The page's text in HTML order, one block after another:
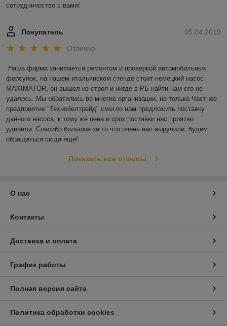
сотрудничество с вами!
05.04.2019
Покупатель
Отлично
Наша фирма занимается ремонтом и проверкой автомобильных
форсунок, на нашем итальянском стенде стоит немецкий насос
MAXIMATOR, он вышел из строя и нигде в РБ найти нам его не
удалось. Мы обратились во многие организации, но только Частное
предприятие "Технобелтрейд" смогло нам предложить поставку
данного насоса, к тому же цена и срок поставки нас приятно
удивили. Спасибо большое за то что очень нас выручили, будем
обращаться сюда еще!
Показать все отзывы
О нас
Контакты
Доставка и оплата
График работы
Полная версия сайта
Политика обработки cookies